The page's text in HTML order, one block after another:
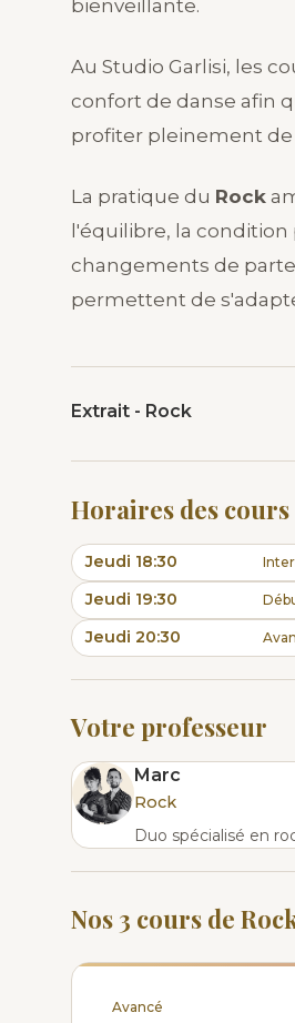
bienveillante.
Au Studio Garlisi, les
confort de danse afin
profiter pleinement de
La pratique du Rock
l'équilibre, la
changements de
permettent de
Extrait - Rock
Horaires des cours
Jeudi 18:30
Jeudi 19:30
Jeudi 20:30
Votre professeur
Marc
Rock
Duo spécialisé en
Nos 3 cours de
Avancé